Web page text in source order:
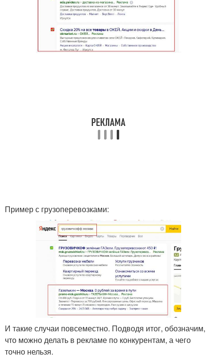
Пример с грузоперевозками:
И такие случаи повсеместно. Подводя итог, обозначим,
что можно делать в рекламе по конкурентам, а чего
точно нельзя.